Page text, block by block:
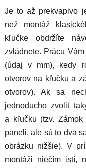
Je to až prekvapivo
než montáž
kľučke obdržíte
zvládnete. Prácu
(údaj v mm), kedy
otvorov na kľučku a
otvorov). Ak sa
jednoducho zvoliť
a kľučku (tzv.
paneli, ale sú to dva
obrázku nižšie). V
montáži niečím istí,